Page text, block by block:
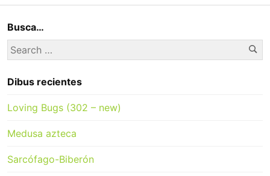
Busca…
Search
for:
Dibus recientes
Loving Bugs (302 – new)
Medusa azteca
Sarcófago-Biberón